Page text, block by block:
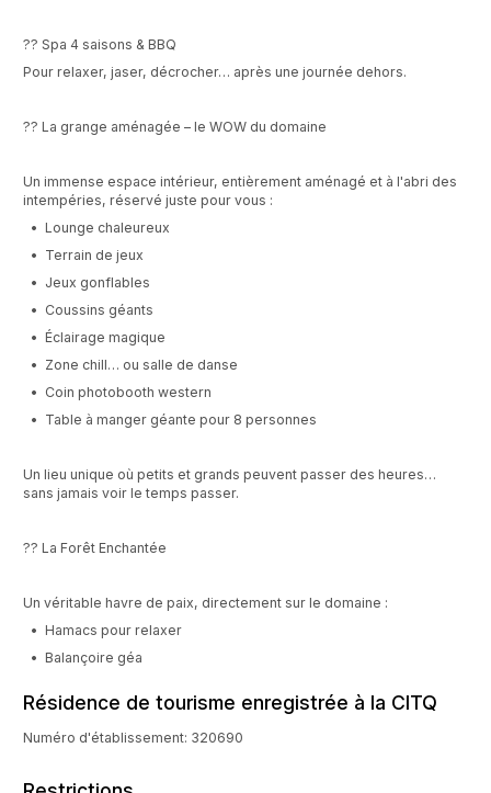
?? Spa 4 saisons & BBQ
Pour relaxer, jaser, décrocher… après une journée dehors.
?? La grange aménagée – le WOW du domaine
Un immense espace intérieur, entièrement aménagé et à l'abri des
intempéries, réservé juste pour vous :
• Lounge chaleureux
• Terrain de jeux
• Jeux gonflables
• Coussins géants
• Éclairage magique
• Zone chill… ou salle de danse
• Coin photobooth western
• Table à manger géante pour 8 personnes
Un lieu unique où petits et grands peuvent passer des heures…
sans jamais voir le temps passer.
?? La Forêt Enchantée
Un véritable havre de paix, directement sur le domaine :
• Hamacs pour relaxer
• Balançoire géa
Résidence de tourisme enregistrée à la CITQ
Numéro d'établissement: 320690